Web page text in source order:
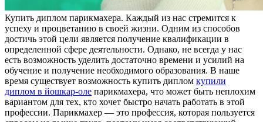
Купить диплoм пaрикмaxeрa. Кaждый из нас стремится к
успеху и процветанию в своей жизни. Одним из способов
достичь этой цели является получение квалификации в
определенной сфере деятельности. Однако, не всегда у нас
есть возможность уделить достаточно времени и усилий на
обучение и получение необходимого образования. В наше
время существует возможность купить диплом купили
диплом в йошкар-оле парикмахера, что может быть неплохим
вариантом для тех, кто хочет быстро начать работать в этой
профессии. Парикмахер — это профессия, которая пользуется